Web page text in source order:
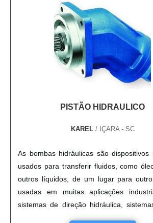
PISTÃO HIDRAULICO
KAREL / IÇARA - SC
As bombas hidráulicas são dispositivos
usados para transferir fluidos, como
outros líquidos, de um lugar para
usadas em muitas aplicações
sistemas de direção hidráulica,
sistemas de transmissão,